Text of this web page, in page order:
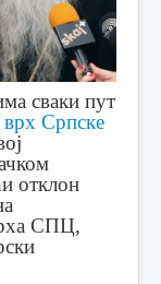
сваки пут
врх Српске
отклон
СПЦ,